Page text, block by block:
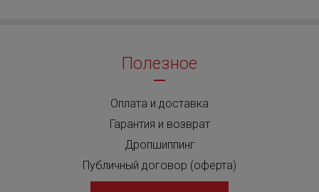
Полезное
Оплата и доставка
Гарантия и возврат
Дропшиппинг
Публичный договор (оферта)